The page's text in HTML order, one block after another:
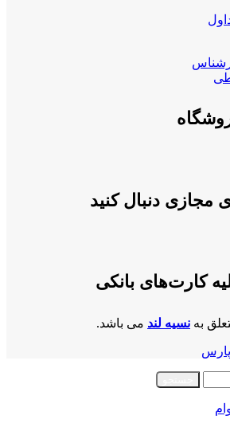
مجازی دنبال کنید
کارت‌های بانکی
به نسیه لند می باشد.